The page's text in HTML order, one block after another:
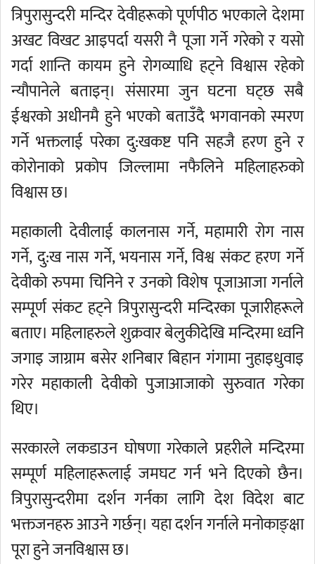
त्रिपुरासुन्दरी मन्दिर देवीहरूको पूर्णपीठ भएकाले देशमा
अखट विखट आइपर्दा यसरी नै पूजा गर्ने गरेको र यसो
गर्दा शान्ति कायम हुने रोगव्याधि हट्ने विश्वास रहेको
न्यौपानेले बताइन्। संसारमा जुन घटना घट्छ सबै
ईश्वरको अधीनमै हुने भएको बताउँदै भगवानको स्मरण
गर्ने भक्तलाई परेका दु:खकष्ट पनि सहजै हरण हुने र
कोरोनाको प्रकोप जिल्लामा नफैलिने महिलाहरुको
विश्वास छ।
महाकाली देवीलाई कालनास गर्ने, महामारी रोग नास
गर्ने, दु:ख नास गर्ने, भयनास गर्ने, विश्व संकट हरण गर्ने
देवीको रुपमा चिनिने र उनको विशेष पूजाआजा गर्नाले
सम्पूर्ण संकट हट्ने त्रिपुरासुन्दरी मन्दिरका पूजारीहरूले
बताए। महिलाहरुले शुक्रवार बेलुकीदेखि मन्दिरमा ध्वनि
जगाइ जाग्राम बसेर शनिबार बिहान गंगामा नुहाइधुवाइ
गरेर महाकाली देवीको पुजाआजाको सुरुवात गरेका
थिए।
सरकारले लकडाउन घोषणा गरेकाले प्रहरीले मन्दिरमा
सम्पूर्ण महिलाहरूलाई जमघट गर्न भने दिएको छैन।
त्रिपुरासुन्दरीमा दर्शन गर्नका लागि देश विदेश बाट
भक्तजनहरु आउने गर्छन्। यहा दर्शन गर्नाले मनोकाङ्क्षा
पूरा हुने जनविश्वास छ।